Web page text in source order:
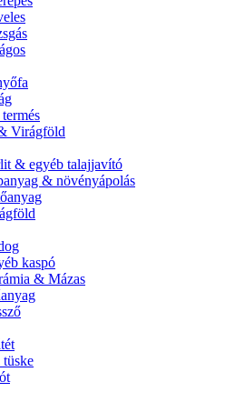
Virágföld
& egyéb talajjavító
& növényápolás
kaspó
& Mázas